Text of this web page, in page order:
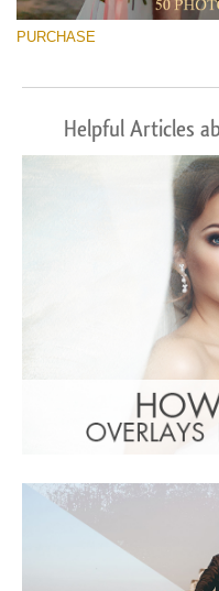
PURCHASE
Helpful Articles